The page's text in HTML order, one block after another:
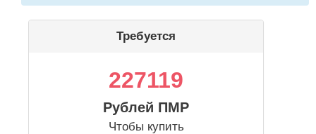
Требуется
227119
Рублей ПМР
Чтобы купить